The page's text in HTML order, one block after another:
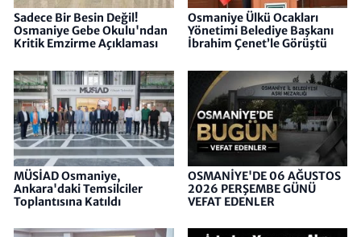
Sadece Bir Besin Değil!
Osmaniye Gebe Okulu'ndan
Kritik Emzirme Açıklaması
Osmaniye Ülkü Ocakları
Yönetimi Belediye Başkanı
İbrahim Çenet’le Görüştü
MÜSİAD Osmaniye,
Ankara'daki Temsilciler
Toplantısına Katıldı
OSMANİYE'DE 06 AĞUSTOS
2026 PERŞEMBE GÜNÜ
VEFAT EDENLER